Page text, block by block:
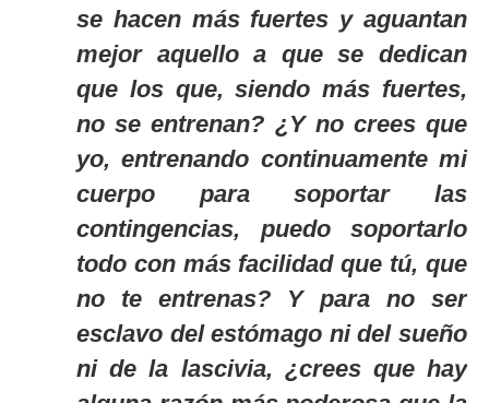
se hacen más fuertes y aguantan
mejor aquello a que se dedican
que los que, siendo más fuertes,
no se entrenan? ¿Y no crees que
yo, entrenando continuamente mi
cuerpo para soportar las
contingencias, puedo soportarlo
todo con más facilidad que tú, que
no te entrenas? Y para no ser
esclavo del estómago ni del sueño
ni de la lascivia, ¿crees que hay